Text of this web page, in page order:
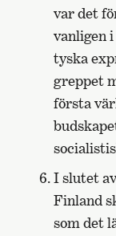
var det
vanligen
tyska
greppet
första
I slutet
Finland
som det